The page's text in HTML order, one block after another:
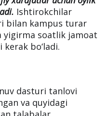
Ishtirokchilar
bilan kampus turar
yigirma soatlik jamoat
bo‘ladi.
dasturi tanlovi
va quyidagi